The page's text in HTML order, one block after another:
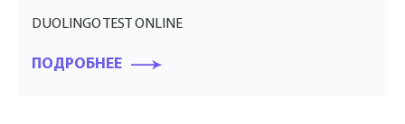
DUOLINGO TEST ONLINE
ПОДРОБНЕЕ